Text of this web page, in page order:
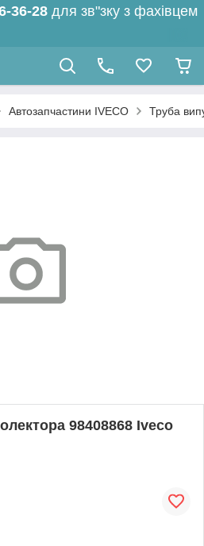
36-28 для зв"зку з фахівцем
Автозапчастини IVECO Труба
98408868 Iveco